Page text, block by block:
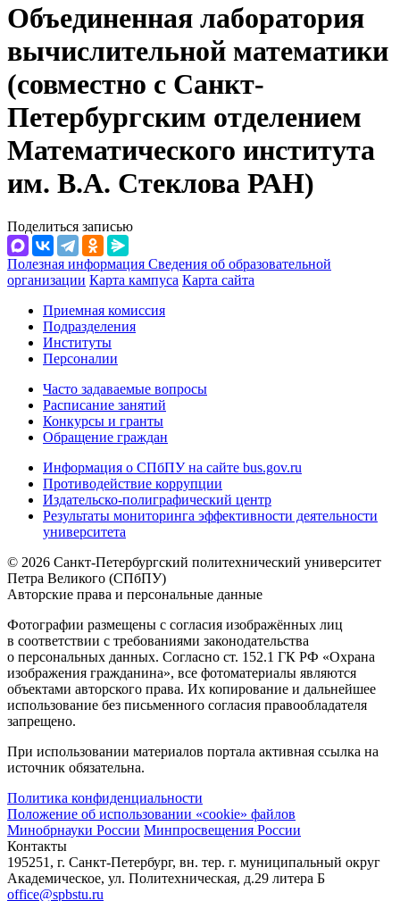
Объединенная лаборатория
вычислительной математики
(совместно с Санкт-
Петербургским отделением
Математического института
им. В.А. Стеклова РАН)
Поделиться записью
Полезная информация Сведения об образовательной
организации Карта кампуса Карта сайта
Приемная комиссия
Подразделения
Институты
Персоналии
Часто задаваемые вопросы
Расписание занятий
Конкурсы и гранты
Обращение граждан
Информация о СПбПУ на сайте bus.gov.ru
Противодействие коррупции
Издательско-полиграфический центр
Результаты мониторинга эффективности деятельности
университета
© 2026 Санкт-Петербургский политехнический университет
Петра Великого (СПбПУ)
Авторские права и персональные данные
Фотографии размещены с согласия изображённых лиц
в соответствии с требованиями законодательства
о персональных данных. Согласно ст. 152.1 ГК РФ «Охрана
изображения гражданина», все фотоматериалы являются
объектами авторского права. Их копирование и дальнейшее
использование без письменного согласия правообладателя
запрещено.
При использовании материалов портала активная ссылка на
источник обязательна.
Политика конфиденциальности
Положение об использовании «cookie» файлов
Минобрнауки России Минпросвещения России
Контакты
195251, г. Санкт-Петербург, вн. тер. г. муниципальный округ
Академическое, ул. Политехническая, д.29 литера Б
office@spbstu.ru